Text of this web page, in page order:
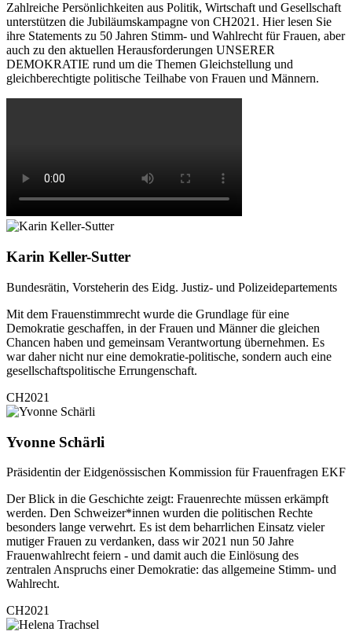
Zahlreiche Persönlichkeiten aus Politik, Wirtschaft und Gesellschaft
unterstützen die Jubiläumskampagne von CH2021. Hier lesen Sie
ihre Statements zu 50 Jahren Stimm- und Wahlrecht für Frauen, aber
auch zu den aktuellen Herausforderungen UNSERER
DEMOKRATIE rund um die Themen Gleichstellung und
gleichberechtigte politische Teilhabe von Frauen und Männern.
Karin Keller-Sutter
Bundesrätin, Vorsteherin des Eidg. Justiz- und Polizeidepartements
Mit dem Frauenstimmrecht wurde die Grundlage für eine
Demokratie geschaffen, in der Frauen und Männer die gleichen
Chancen haben und gemeinsam Verantwortung übernehmen. Es
war daher nicht nur eine demokratie-politische, sondern auch eine
gesellschaftspolitische Errungenschaft.
CH2021
Yvonne Schärli
Präsidentin der Eidgenössischen Kommission für Frauenfragen EKF
Der Blick in die Geschichte zeigt: Frauenrechte müssen erkämpft
werden. Den Schweizer*innen wurden die politischen Rechte
besonders lange verwehrt. Es ist dem beharrlichen Einsatz vieler
mutiger Frauen zu verdanken, dass wir 2021 nun 50 Jahre
Frauenwahlrecht feiern - und damit auch die Einlösung des
zentralen Anspruchs einer Demokratie: das allgemeine Stimm- und
Wahlrecht.
CH2021